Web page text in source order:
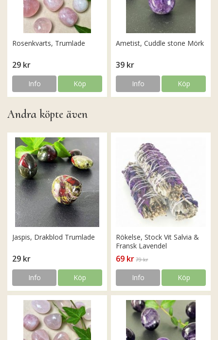
Rosenkvarts, Trumlade
29 kr
Info Köp
Ametist, Cuddle stone Mörk
39 kr
Info Köp
Andra köpte även
Jaspis, Drakblod Trumlade
29 kr
Info Köp
Rökelse, Stock Vit Salvia &
Fransk Lavendel
69 kr 79 kr
Info Köp